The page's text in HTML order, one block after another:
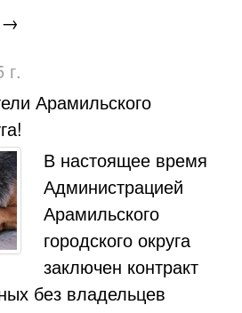
→
г.
Арамильского
В настоящее время
Администрацией
Арамильского
городского округа
заключен контракт
без владельцев